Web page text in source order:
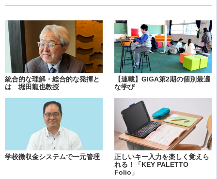
統合的な理解・総合的な発揮と
は 堀田龍也教授
【連載】GIGA第2期の個別最適
な学び
学校徴収金システムで一元管理
正しいキー入力を楽しく覚えら
れる！「KEY PALETTO
Folio」